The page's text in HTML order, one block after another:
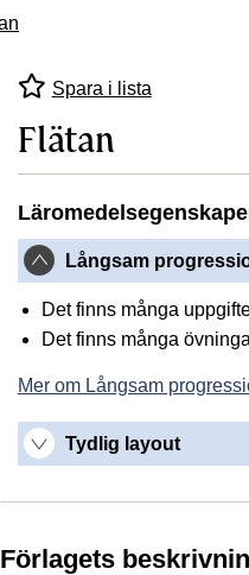
Spara i lista
Flätan
Långsam
Det finns många
Det finns många
Mer om Långsam
Tydlig layout
Förlagets